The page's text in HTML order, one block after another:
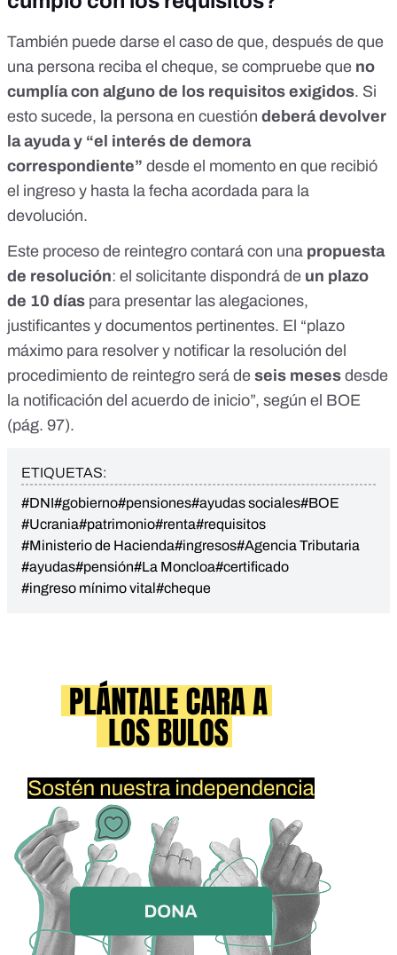
También puede darse el caso de que, después de que
una persona reciba el cheque, se compruebe que no
cumplía con alguno de los requisitos exigidos. Si
esto sucede, la persona en cuestión deberá devolver
la ayuda y “el interés de demora
correspondiente” desde el momento en que recibió
el ingreso y hasta la fecha acordada para la
devolución.
Este proceso de reintegro contará con una propuesta
de resolución: el solicitante dispondrá de un plazo
de 10 días para presentar las alegaciones,
justificantes y documentos pertinentes. El “plazo
máximo para resolver y notificar la resolución del
procedimiento de reintegro será de seis meses desde
la notificación del acuerdo de inicio”, según el BOE
(pág. 97).
ETIQUETAS:
#DNI#gobierno#pensiones#ayudas sociales#BOE
#Ucrania#patrimonio#renta#requisitos
#Ministerio de Hacienda#ingresos#Agencia Tributaria
#ayudas#pensión#La Moncloa#certificado
#ingreso mínimo vital#cheque